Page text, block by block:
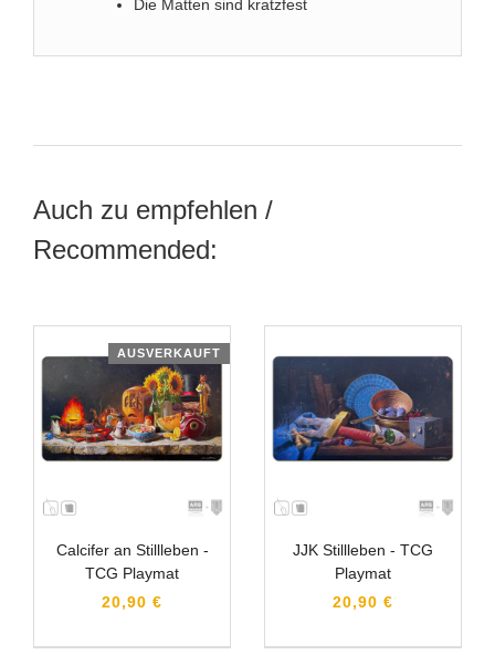
Die Matten sind kratzfest
Auch zu empfehlen /
Recommended:
AUSVERKAUFT
Calcifer an Stillleben -
TCG Playmat
20,90 €
JJK Stillleben - TCG
Playmat
20,90 €